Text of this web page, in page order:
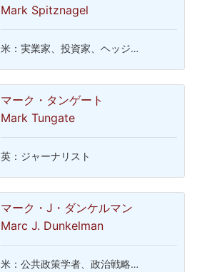
Mark Spitznagel
米：実業家、投資家、ヘッジ…
マーク・タンゲート
Mark Tungate
英：ジャーナリスト
マーク・J・ダンケルマン
Marc J. Dunkelman
米：公共政策学者、政治戦略…